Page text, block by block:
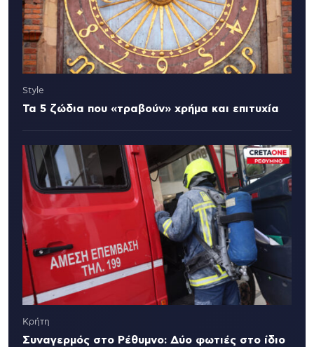
Style
Τα 5 ζώδια που «τραβούν» χρήμα και επιτυχία
Κρήτη
Συναγερμός στο Ρέθυμνο: Δύο φωτιές στο ίδιο